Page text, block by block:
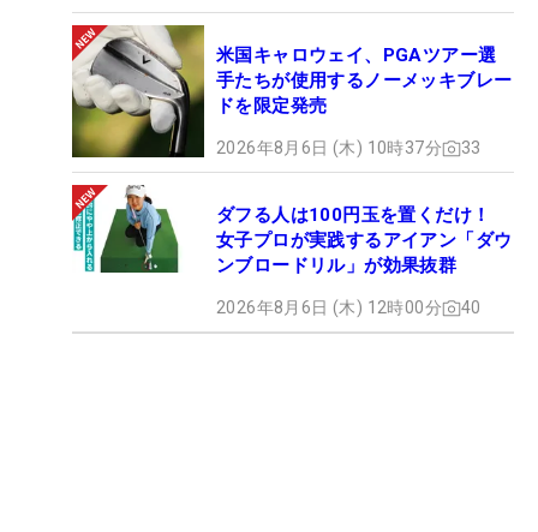
米国キャロウェイ、PGAツアー選
手たちが使用するノーメッキブレー
ドを限定発売
2026年8月6日 (木) 10時37分 33
ダフる人は100円玉を置くだけ！
女子プロが実践するアイアン「ダウ
ンブロードリル」が効果抜群
2026年8月6日 (木) 12時00分 40